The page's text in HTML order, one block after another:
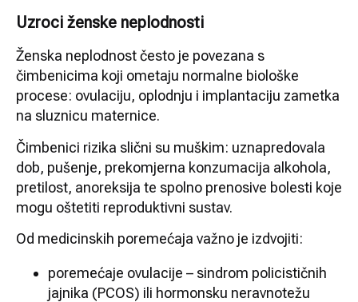
Uzroci ženske neplodnosti
Ženska neplodnost često je povezana s
čimbenicima koji ometaju normalne biološke
procese: ovulaciju, oplodnju i implantaciju zametka
na sluznicu maternice.
Čimbenici rizika slični su muškim: uznapredovala
dob, pušenje, prekomjerna konzumacija alkohola,
pretilost, anoreksija te spolno prenosive bolesti koje
mogu oštetiti reproduktivni sustav.
Od medicinskih poremećaja važno je izdvojiti:
poremećaje ovulacije – sindrom policističnih
jajnika (PCOS) ili hormonsku neravnotežu